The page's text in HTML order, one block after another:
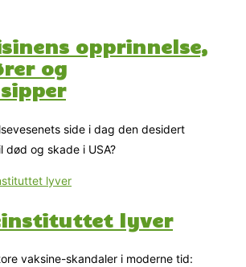
opprinnelse,
og
side i dag den desidert
død og skade i USA?
lyver
vaksine-skandaler i moderne tid: